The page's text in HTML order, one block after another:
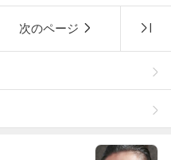
次のページ